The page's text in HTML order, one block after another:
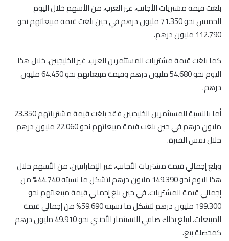
بلغت قيمة مشتريات الأجانب، غير العرب، من الأسهم خلال اليوم
الخميس نحو 71.350 مليون درهم في حين بلغت قيمة مبيعاتهم نحو
112.790 مليون درهم.
كما بلغت قيمة مشتريات المستثمرين العرب، غير الخليجيين، خلال هذا
اليوم نحو 54.680 مليون درهم وقيمة مبيعاتهم نحو 64.450 مليون
درهم.
أما بالنسبة للمستثمرين الخليجيين فقد بلغت قيمة مشترياتهم 23.350
مليون درهم في حين بلغت قيمة مبيعاتهم نحو 22.060 مليون درهم
خلال نفس الفترة.
وبلغ إجمالي قيمة مشتريات الأجانب، غير الإماراتيين، من الأسهم خلال
هذا اليوم نحو 149.390 مليون درهم لتشكل ما نسبته 44.740% من
إجمالي قيمة المشتريات، في حين بلغ إجمالي قيمة مبيعاتهم نحو
199.300 مليون درهم لتشكل ما نسبته 59.690% من إجمالي قيمة
المبيعات، ليبلغ بذلك صافي الاستثمار الأجنبي نحو 49.910 مليون درهم
كمحصلة بيع.